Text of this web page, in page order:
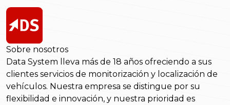
Sobre nosotros
Data System lleva más de 18 años ofreciendo a sus
clientes servicios de monitorización y localización de
vehículos. Nuestra empresa se distingue por su
flexibilidad e innovación, y nuestra prioridad es